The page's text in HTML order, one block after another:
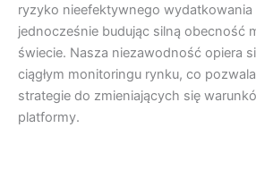
ryzyko nieefektywnego wydatkowania
jednocześnie budując silną obecność
świecie. Nasza niezawodność opiera
ciągłym monitoringu rynku, co
strategie do zmieniających się
platformy.